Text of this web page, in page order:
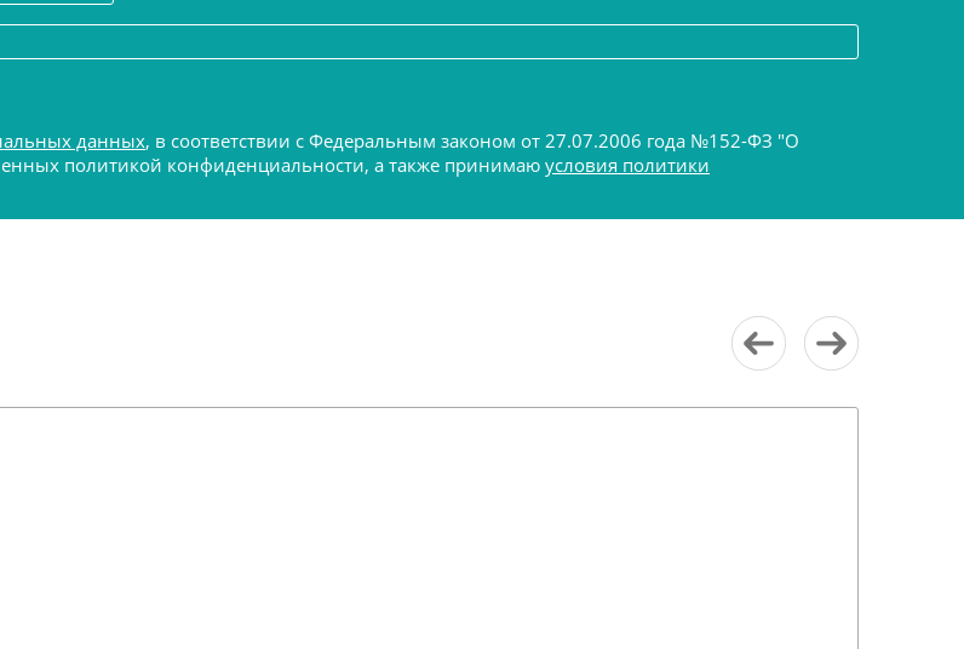
данных, в соответствии с Федеральным законом от 27.07.2006 года №152-ФЗ "О
политикой конфиденциальности, а также принимаюусловия политики